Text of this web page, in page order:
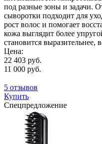
под разные зоны и задачи.
сыворотки подходит для
рост волос и помогает
кожа выглядит более
становится
Цена:
22 403 руб.
11 000 руб.
5 отзывов
Купить
Спецпредложение